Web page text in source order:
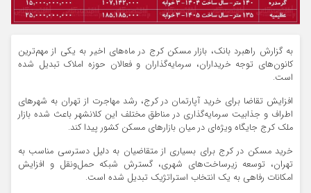
به گزارش راهبرد بانک، بازار مسکن کرج در ماه‌های اخیر به یکی از مهم‌ترین
کانون‌های توجه خریداران، سرمایه‌گذاران و فعالان حوزه املاک تبدیل شده
است.
افزایش تقاضا برای خرید آپارتمان در کرج، رشد مهاجرت از تهران به شهرهای
اطراف و جذابیت سرمایه‌گذاری در مناطق مختلف این کلانشهر باعث شده بازار
ملک کرج جایگاه ویژه‌ای در میان بازارهای مسکن کشور پیدا کند.
خرید مسکن در کرج برای بسیاری از متقاضیان به دلیل دسترسی مناسب به
تهران، توسعه زیرساخت‌های شهری، گسترش شبکه حمل‌ونقل و افزایش
امکانات رفاهی به یک انتخاب استراتژیک تبدیل شده است.